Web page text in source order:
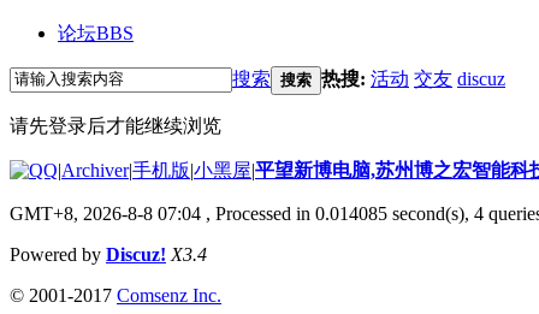
论坛BBS
搜索 搜索 热搜: 活动 交友 discuz
请先登录后才能继续浏览
|Archiver|手机版|小黑屋|平望新博电脑,苏州博之宏智能科
GMT+8, 2026-8-8 07:04 , Processed in 0.014085 second(s), 4
Powered by Discuz! X3.4
© 2001-2017 Comsenz Inc.